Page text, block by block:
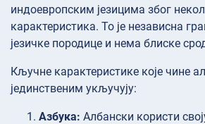
индоевропским језицима због
карактеристика. То је независна
језичке породице и нема блиске
Кључне карактеристике које чине
јединственим укључују:
Азбука: Албански користи